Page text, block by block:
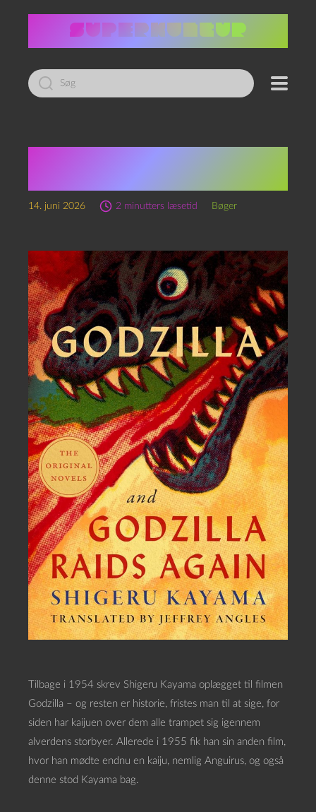
Led
efter:
14. juni 2026 2 minutters læsetid Bøger
Tilbage i 1954 skrev Shigeru Kayama oplægget til filmen
Godzilla – og resten er historie, fristes man til at sige, for
siden har kaijuen over dem alle trampet sig igennem
alverdens storbyer. Allerede i 1955 fik han sin anden film,
hvor han mødte endnu en kaiju, nemlig Anguirus, og også
denne stod Kayama bag.